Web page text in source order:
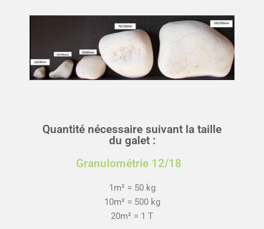
Quantité nécessaire suivant la taille
du galet :
Granulométrie 12/18
1m² = 50 kg
10m² = 500 kg
20m² = 1 T